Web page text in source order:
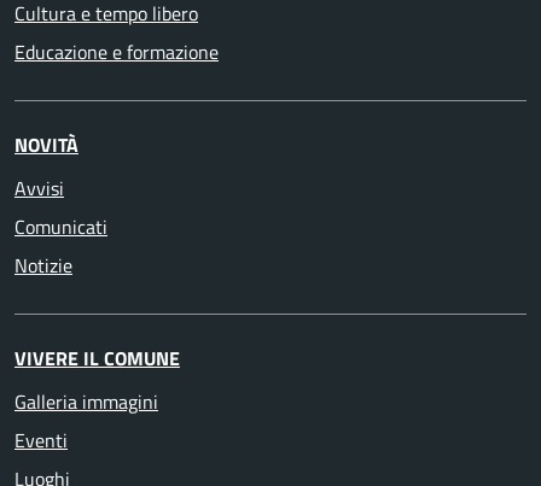
Cultura e tempo libero
Educazione e formazione
NOVITÀ
Avvisi
Comunicati
Notizie
VIVERE IL COMUNE
Galleria immagini
Eventi
Luoghi